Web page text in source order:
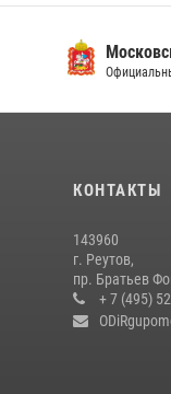
КОНТАКТЫ
143960
г. Реутов,
пр. Братьев
+ 7 (495)